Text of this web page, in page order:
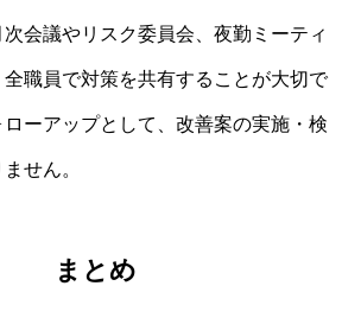
会議やリスク委員会、夜勤ミーティ
職員で対策を共有することが大切で
ーアップとして、改善案の実施・検
せん。
まとめ